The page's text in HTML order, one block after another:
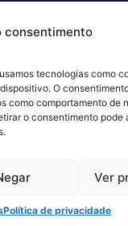
consentimento
tecnologias como
O
como comportamento de
o consentimento pode
Ver
Política de privacidade